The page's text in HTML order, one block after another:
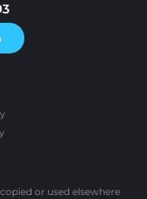
or used elsewhere